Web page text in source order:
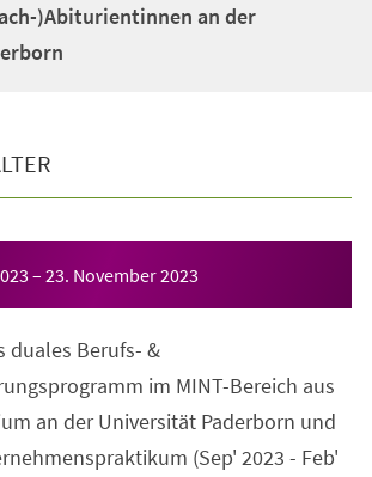
)Abiturientinnen an der
– 23. November 2023
duales Berufs- &
im MINT-Bereich aus
an der Universität Paderborn und
(Sep' 2023 - Feb'